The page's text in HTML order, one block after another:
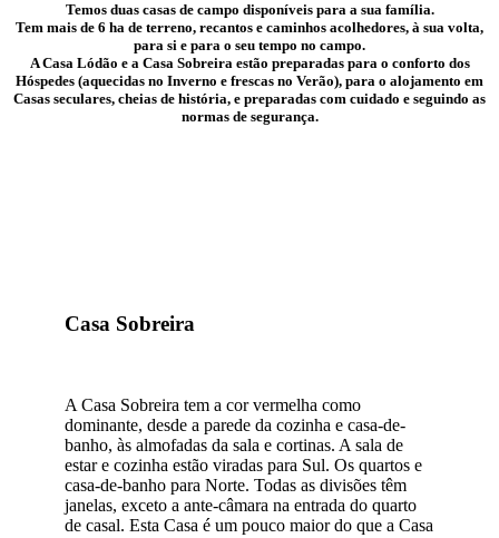
Temos duas casas de campo disponíveis para a sua família.
Tem mais de 6 ha de terreno, recantos e caminhos acolhedores, à sua volta,
para si e para o seu tempo no campo.
A Casa Lódão e a Casa Sobreira estão preparadas para o conforto dos
Hóspedes (aquecidas no Inverno e frescas no Verão), para o alojamento em
Casas seculares, cheias de história, e preparadas com cuidado e seguindo as
normas de segurança.
Casa Sobreira
A Casa Sobreira tem a cor vermelha como
dominante, desde a parede da cozinha e casa-de-
banho, às almofadas da sala e cortinas. A sala de
estar e cozinha estão viradas para Sul. Os quartos e
casa-de-banho para Norte. Todas as divisões têm
janelas, exceto a ante-câmara na entrada do quarto
de casal. Esta Casa é um pouco maior do que a Casa